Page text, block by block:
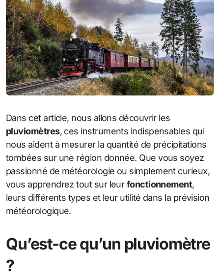
Dans cet article, nous allons découvrir les
pluviomètres, ces instruments indispensables qui
nous aident à mesurer la quantité de précipitations
tombées sur une région donnée. Que vous soyez
passionné de météorologie ou simplement curieux,
vous apprendrez tout sur leurfonctionnement,
leurs différents types et leur utilité dans la prévision
météorologique.
Qu’est-ce qu’un pluviomètre
?